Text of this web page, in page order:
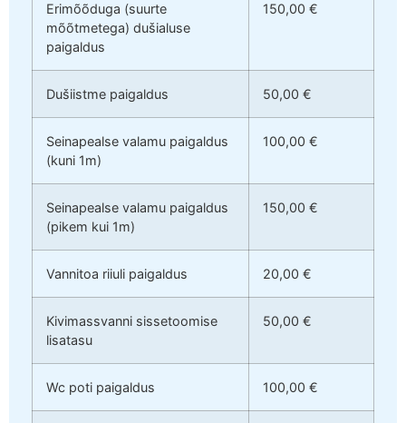
Erimõõduga (suurte
mõõtmetega) dušialuse
paigaldus
150,00 €
Dušiistme paigaldus 50,00 €
Seinapealse valamu paigaldus
(kuni 1m)
100,00 €
Seinapealse valamu paigaldus
(pikem kui 1m)
150,00 €
Vannitoa riiuli paigaldus 20,00 €
Kivimassvanni sissetoomise
lisatasu
50,00 €
Wc poti paigaldus 100,00 €